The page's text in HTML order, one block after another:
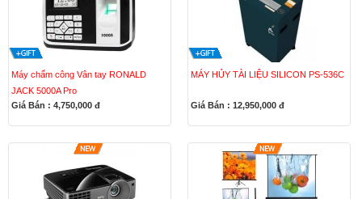
Máy chấm công Vân tay RONALD
JACK 5000A Pro
Giá Bán : 4,750,000 đ
MÁY HỦY TÀI LIỆU SILICON PS-536C
Giá Bán : 12,950,000 đ